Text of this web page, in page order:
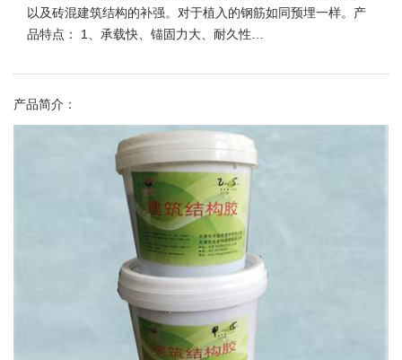
以及砖混建筑结构的补强。对于植入的钢筋如同预埋一样。产
品特点： 1、承载快、锚固力大、耐久性…
产品简介：